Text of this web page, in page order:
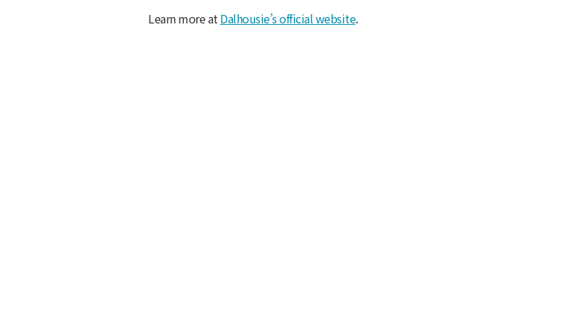
Learn more atDalhousie’s official website.